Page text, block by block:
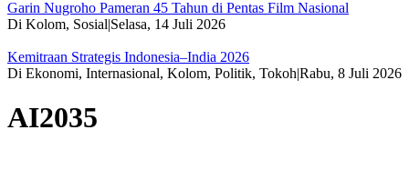
Garin Nugroho Pameran 45 Tahun di Pentas Film Nasional
Di Kolom, Sosial|Selasa, 14 Juli 2026
Kemitraan Strategis Indonesia–India 2026
Di Ekonomi, Internasional, Kolom, Politik, Tokoh|Rabu, 8 Juli 2026
AI2035